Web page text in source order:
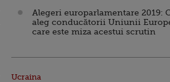
Alegeri europarlamentare 2019:
aleg conducătorii Uniunii
care este miza acestui scrutin
Ucraina